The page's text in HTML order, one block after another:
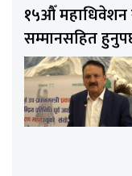
१५औँ महाधिवेशन
सम्मानसहित